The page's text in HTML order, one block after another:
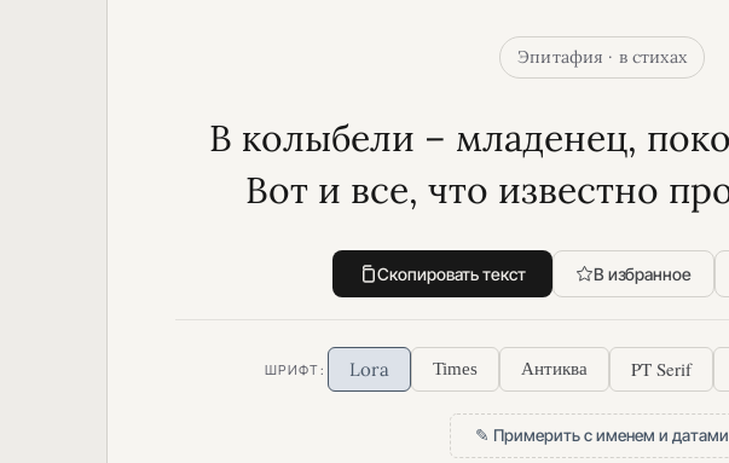
Эпитафия · в стихах
В колыбели – младенец,
Вот и все, что известно
Скопировать текст В избранное
ШРИФТ: Lora Times Антиква PT Serif
✎ Примерить с именем и датами